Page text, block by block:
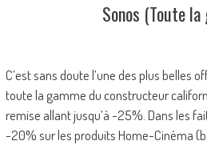
Sonos (Toute la
C’est sans doute l’une des plus belles
toute la gamme du constructeur
remise allant jusqu’à -25%. Dans les
-20% sur les produits Home-Cinéma